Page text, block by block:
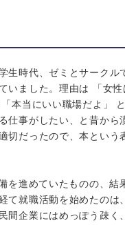
生時代、ゼミとサークル
いました。理由は 「女
本当にいい職場だよ」
仕事がしたい、と昔か
切だったので、本とい
を進めていたものの、
て就職活動を始めたの
間企業にはめっぽう疎